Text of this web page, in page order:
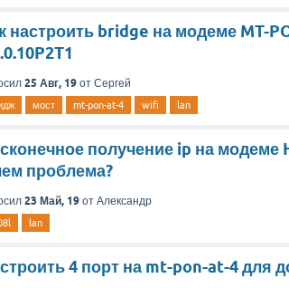
настроить bridge на модеме MT-
25 Авг, 19 от Сергей
мост mt-pon-at-4 wifi lan
получение ip на модеме
проблема?
23 Май, 19 от Александр
lan
4 порт на mt-pon-at-4 для